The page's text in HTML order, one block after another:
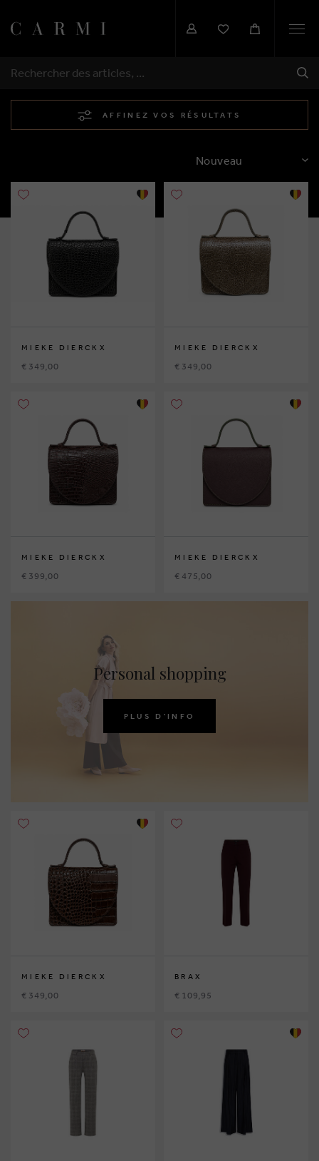
RECHERCHER
AFFINEZ VOS RÉSULTATS
TRIER
MIEKE DIERCKX
€ 349,00
MIEKE DIERCKX
€ 349,00
MIEKE DIERCKX
€ 399,00
MIEKE DIERCKX
€ 475,00
Personal shopping
PLUS D'INFO
MIEKE DIERCKX
€ 349,00
BRAX
€ 109,95